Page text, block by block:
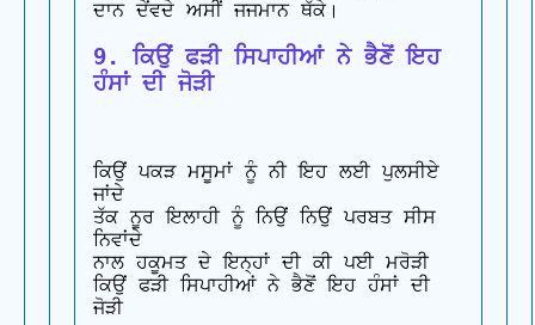
9. ਕਿਉਂ ਫੜੀ ਸਿਪਾਹੀਆਂ ਨੇ ਭੈਣੋਂ ਇਹ
ਹੰਸਾਂ ਦੀ ਜੋੜੀ
ਕਿਉਂ ਪਕੜ ਮਸੂਮਾਂ ਨੂੰ ਨੀ ਇਹ ਲਈ ਪੁਲਸੀਏ
ਜਾਂਦੇ
ਤੱਕ ਨੂਰ ਇਲਾਹੀ ਨੂੰ ਨਿਉਂ ਨਿਉਂ ਪਰਬਤ ਸੀਸ
ਨਿਵਾਂਦੇ
ਨਾਲ ਹਕੂਮਤ ਦੇ ਇਨ੍ਹਾਂ ਦੀ ਕੀ ਪਈ ਮਰੋੜੀ
ਕਿਉਂ ਫੜੀ ਸਿਪਾਹੀਆਂ ਨੇ ਭੈਣੋਂ ਇਹ ਹੰਸਾਂ ਦੀ
ਜੋੜੀ